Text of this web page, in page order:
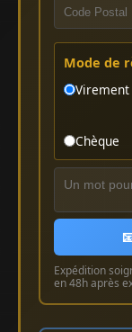
Mode de
Virement
Chèque
Expédition
en 48h après